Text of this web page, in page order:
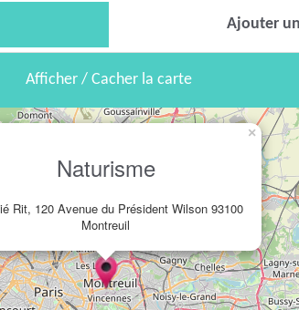
Ajouter
Afficher / Cacher la carte
Naturisme
Rit, 120 Avenue du Président Wilson 93100
Montreuil
×